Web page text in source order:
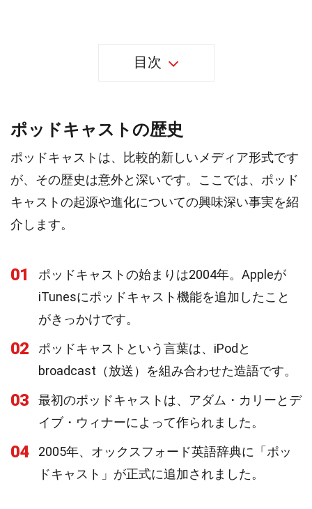
目次
ポッドキャストの歴史
ポッドキャストは、比較的新しいメディア形式です
が、その歴史は意外と深いです。ここでは、ポッド
キャストの起源や進化についての興味深い事実を紹
介します。
01
ポッドキャストの始まりは2004年。Appleが
iTunesにポッドキャスト機能を追加したこと
がきっかけです。
02
ポッドキャストという言葉は、iPodと
broadcast（放送）を組み合わせた造語です。
03
最初のポッドキャストは、アダム・カリーとデ
イブ・ウィナーによって作られました。
04
2005年、オックスフォード英語辞典に「ポッ
ドキャスト」が正式に追加されました。